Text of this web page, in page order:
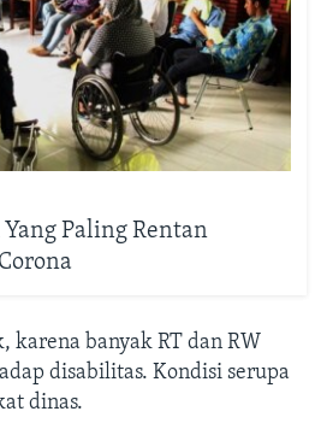
Paling Rentan
karena banyak RT dan RW
disabilitas. Kondisi serupa
dinas.